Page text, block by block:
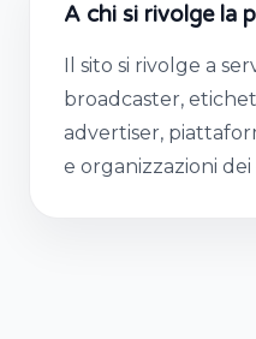
A chi si rivolge la
Il sito si rivolge a
broadcaster,
advertiser,
e organizzazioni dei